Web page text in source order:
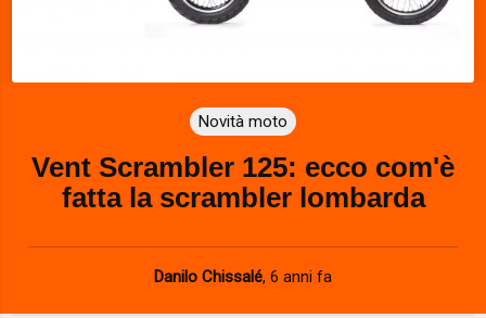
Novità moto
Vent Scrambler 125: ecco com'è
fatta la scrambler lombarda
Danilo Chissalé, 6 anni fa